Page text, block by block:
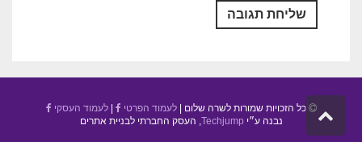
כל הזכויות שמורות לשרה שלום |לעמוד הפרטי |לעמוד העסקי
נבנה ע״י Techjump , העסק החברתי לבניית אתרים
גלילה
לראש